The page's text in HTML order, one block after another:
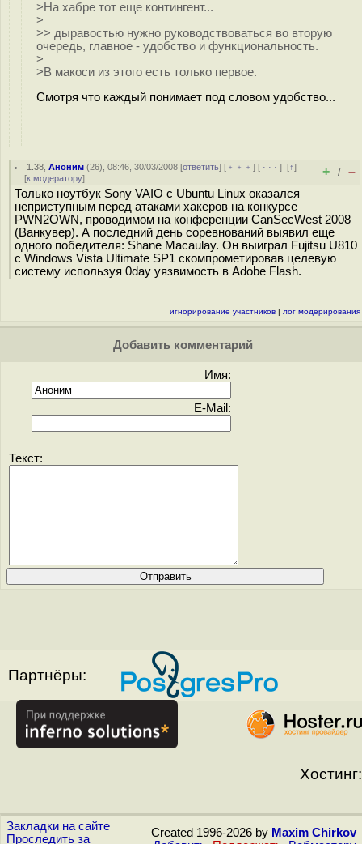
>На хабре тот еще контингент...
>
>> дыравостью нужно руководствоваться во вторую
очередь, главное - удобство и функциональность.
>
>В макоси из этого есть только первое.
Смотря что каждый понимает под словом удобство...
1.38 ,Аноним (26), 08:46, 30/03/2008 [ответить] [ ﹢﹢﹢] [ · · ·][↑]
[к модератору] + / –
Только ноутбук Sony VAIO c Ubuntu Linux оказался
неприступным перед атаками хакеров на конкурсе
PWN2OWN, проводимом на конференции CanSecWest 2008
(Ванкувер). А последний день соревнований выявил еще
одного победителя: Shane Macaulay. Он выиграл Fujitsu U810
с Windows Vista Ultimate SP1 скомпрометировав целевую
систему используя 0day уязвимость в Adobe Flash.
игнорирование участников | лог модерирования
Добавить комментарий
Имя:
E-Mail:
Текст:
Партнёры:
Хостинг:
Закладки на сайте
Проследить за
Created 1996-2026 by Maxim Chirkov